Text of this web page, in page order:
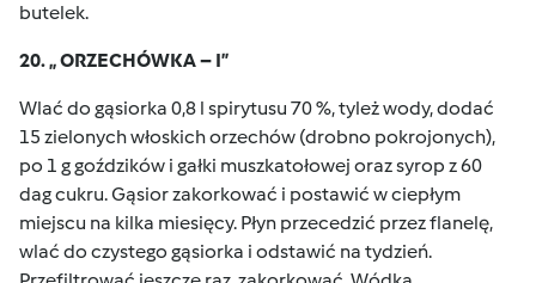
butelek.
20. „ ORZECHÓWKA – I”
Wlać do gąsiorka 0,8 l spirytusu 70 %, tyleż wody, dodać
15 zielonych włoskich orzechów (drobno pokrojonych),
po 1 g goździków i gałki muszkatołowej oraz syrop z 60
dag cukru. Gąsior zakorkować i postawić w ciepłym
miejscu na kilka miesięcy. Płyn przecedzić przez flanelę,
wlać do czystego gąsiorka i odstawić na tydzień.